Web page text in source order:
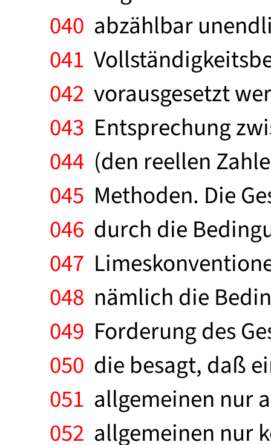
040 abzählbar
041
042 vorausgesetzt
043 Entsprechung
044 (den reellen
045 Methoden. Die
046 durch die
047
048 nämlich die
049 Forderung des
050 die besagt, daß
051 allgemeinen nur
052 allgemeinen nur